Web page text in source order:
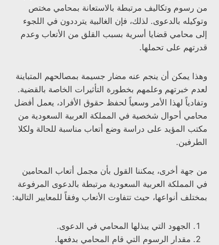
من رسوم وتكاليف مرتبطة بالاستعانة بمحامي مختص
وتوكيله بالدعوى. لذلك، فإن الغالبية يترددون في اللجوء
إلى محامي قضايا أسرية بسبب القلق من الأتعاب وعدم
قدرتهم على تحملها.
وهذا يمكن أن ينجم عنه مضار جسيمة بمصالحهم المتباينة
لعدم خبرتهم وعلمهم بخطورة التأثيرات الخاصة بالقضية.
وتفادياً لهذا الأمر وسعياً لحفظ حقوق الأفراد، يعمل أفضل
محامي أحوال شخصية في المملكة العربية السعودية من
مكتب المؤيد على دراسة وضع أتعاب مناسبة للحالة ولكلا
الطرفين.
من جهة أخرى، يمكننا القول بأن مجمل أتعاب المحامين
في المملكة العربية السعودية مرتبطة بالدعوى المرفوعة
بمختلف أنواعها، حيث تتفاوت الأتعاب وفقاً للمعايير التالية:
الجهود التي يبذلها المحامي في الدعوى.
مقدار الرسوم التي قام المحامي بدفعها.